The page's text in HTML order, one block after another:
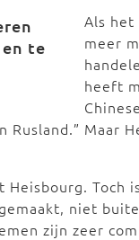
te
Als het
meer
heeft
Rusland.” Maar
Heisbourg.
niet
zijn zeer